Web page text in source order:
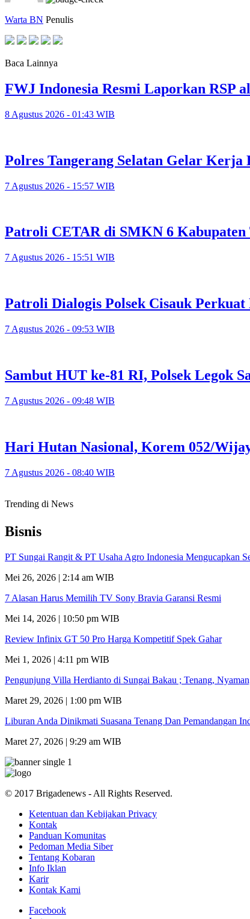
Warta BN Penulis
Baca Lainnya
FWJ Indonesia Resmi Laporkan RSP
8 Agustus 2026 - 01:43 WIB
Polres Tangerang Selatan Gelar
7 Agustus 2026 - 15:57 WIB
Patroli CETAR di SMKN 6 Kabupaten
7 Agustus 2026 - 15:51 WIB
Patroli Dialogis Polsek Cisauk
7 Agustus 2026 - 09:53 WIB
Sambut HUT ke-81 RI, Polsek Legok
7 Agustus 2026 - 09:48 WIB
Hari Hutan Nasional, Korem 052/
7 Agustus 2026 - 08:40 WIB
Trending di News
Bisnis
PT Sungai Rangit & PT Usaha Agro Indonesia Mengucapkan
Mei 26, 2026 | 2:14 am WIB
7 Alasan Harus Memilih TV Sony Bravia Garansi Resmi
Mei 14, 2026 | 10:50 pm WIB
Review Infinix GT 50 Pro Harga Kompetitif Spek Gahar
Mei 1, 2026 | 4:11 pm WIB
Pengunjung Villa Herdianto di Sungai Bakau ; Tenang,
Maret 29, 2026 | 1:00 pm WIB
Liburan Anda Dinikmati Suasana Tenang Dan Pemandangan
Maret 27, 2026 | 9:29 am WIB
© 2017 Brigadenews - All Rights Reserved.
Ketentuan dan Kebijakan Privacy
Kontak
Panduan Komunitas
Pedoman Media Siber
Tentang Kobaran
Info Iklan
Karir
Kontak Kami
Facebook